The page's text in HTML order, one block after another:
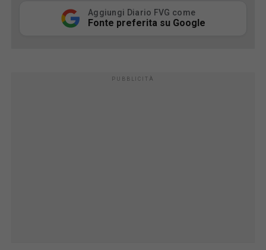
Aggiungi Diario FVG come
Fonte preferita su Google